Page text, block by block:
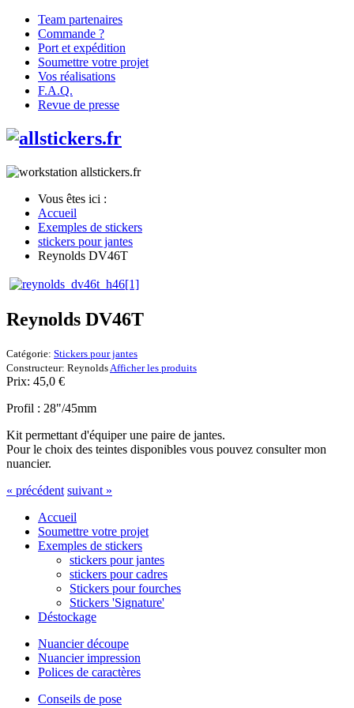
Team partenaires
Commande ?
Port et expédition
Soumettre votre projet
Vos réalisations
F.A.Q.
Revue de presse
Vous êtes ici :
Accueil
Exemples de stickers
stickers pour jantes
Reynolds DV46T
Reynolds DV46T
Catégorie: Stickers pour jantes
Constructeur: Reynolds Afficher les produits
Prix: 45,0 €
Profil : 28"/45mm
Kit permettant d'équiper une paire de jantes.
Pour le choix des teintes disponibles vous pouvez consulter mon
nuancier.
« précédent suivant »
Accueil
Soumettre votre projet
Exemples de stickers
stickers pour jantes
stickers pour cadres
Stickers pour fourches
Stickers 'Signature'
Déstockage
Nuancier découpe
Nuancier impression
Polices de caractères
Conseils de pose